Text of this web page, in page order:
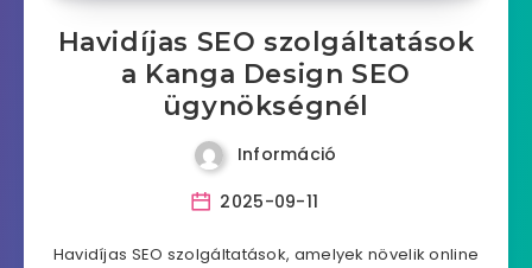
Havidíjas SEO szolgáltatások
a Kanga Design SEO
ügynökségnél
Információ
2025-09-11
Havidíjas SEO szolgáltatások, amelyek növelik online